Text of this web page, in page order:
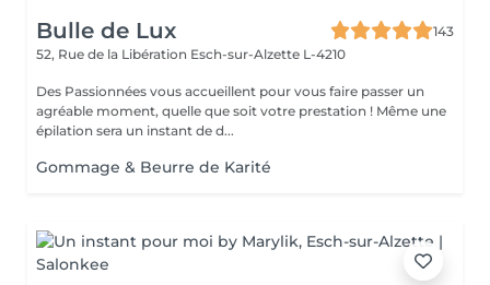
Bulle de Lux
143
52, Rue de la Libération Esch-sur-Alzette L-4210
Des Passionnées vous accueillent pour vous faire passer un
agréable moment, quelle que soit votre prestation ! Même une
épilation sera un instant de d...
Gommage & Beurre de Karité